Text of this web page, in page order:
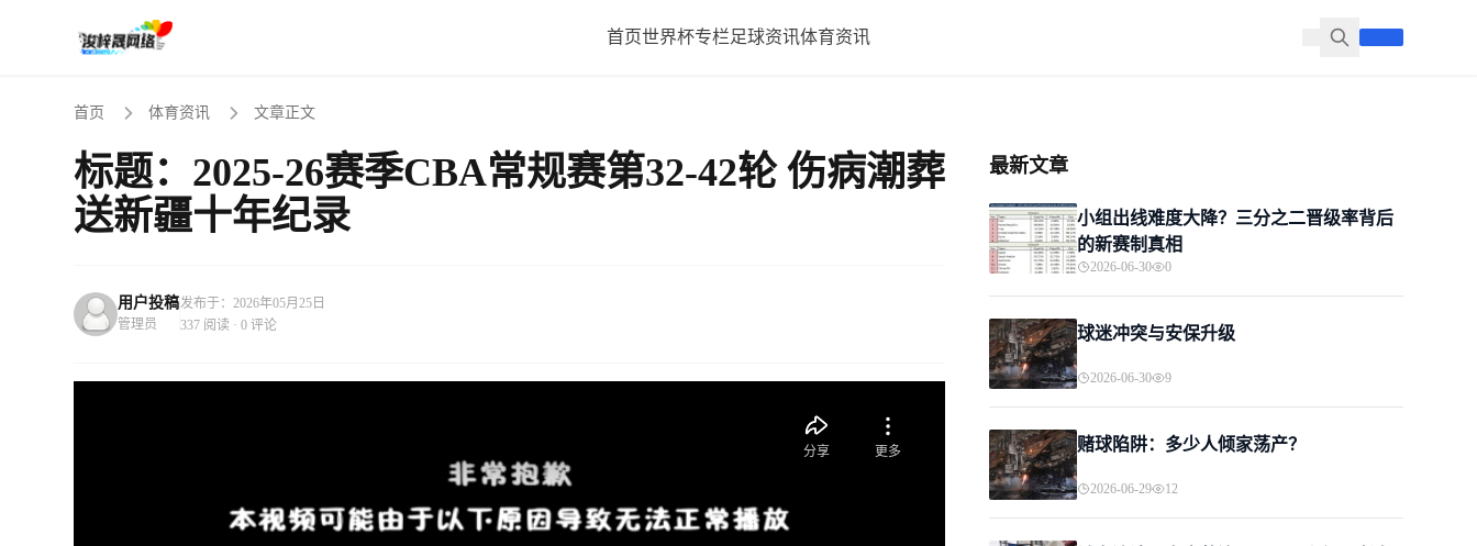
首页世界杯专栏足球资讯体育资讯
首页 体育资讯 文章正文
标题：2025-26赛季CBA常规赛第32-42轮 伤病潮葬
送新疆十年纪录
用户投稿
管理员
发布于：2026年05月25日
337 阅读 · 0 评论
最新文章
小组出线难度大降？三分之二晋级率背后
的新赛制真相
2026-06-30 0
球迷冲突与安保升级
2026-06-30 9
赌球陷阱：多少人倾家荡产？
2026-06-29 12